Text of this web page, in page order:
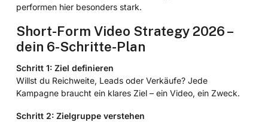
performen hier besonders stark.
Short-Form Video Strategy 2026 –
dein 6-Schritte-Plan
Schritt 1: Ziel definieren
Willst du Reichweite, Leads oder Verkäufe? Jede
Kampagne braucht ein klares Ziel – ein Video, ein Zweck.
Schritt 2: Zielgruppe verstehen